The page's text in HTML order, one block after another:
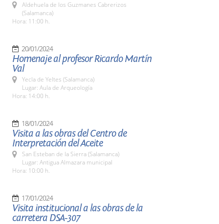
Aldehuela de los Guzmanes Cabrerizos
(Salamanca)
Hora: 11:00 h.
20/01/2024
Homenaje al profesor Ricardo Martín
Val
Yecla de Yeltes (Salamanca)
Lugar: Aula de Arqueología
Hora: 14:00 h.
18/01/2024
Visita a las obras del Centro de
Interpretación del Aceite
San Esteban de la Sierra (Salamanca)
Lugar: Antigua Almazara municipal
Hora: 10:00 h.
17/01/2024
Visita institucional a las obras de la
carretera DSA-307